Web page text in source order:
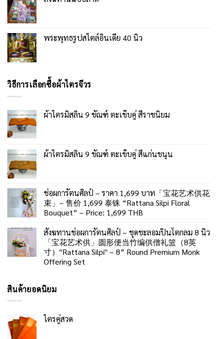
พระพุทธรูปสไตล์อินเดีย 40 นิ้ว
วิธีการเลือกซื้อผ้าไตรจีวร
ผ้าไตรมิสลิน 9 ขัณฑ์ ตะเข็บคู่ สีราชนิยม
ผ้าไตรมิสลิน 9 ขัณฑ์ ตะเข็บคู่ สีแก่นขนุน
ช่อผการัตนศิลป์ – ราคา 1,699 บาท「宝花艺术供花
束」– 售价 1,699 泰铢 “Rattana Silpi Floral
Bouquet” – Price: 1,699 THB
สังฆทานช่อผการัตนศิลป์ – ชุดชะลอมปิ่นโตกลม 8 นิ้ว
「宝花艺术供」圆形便当竹编供僧礼篮（8英
寸）"Rattana Silpi" – 8” Round Premium Monk
Offering Set
สินค้ายอดนิยม
ไตรคู่สวด